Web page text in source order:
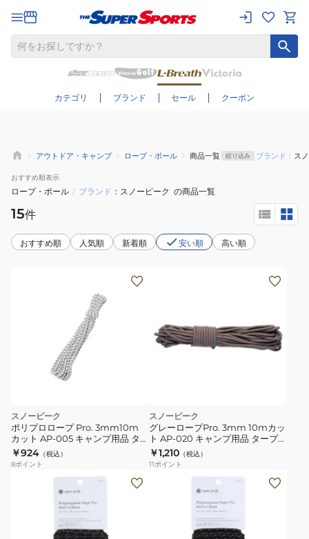
カテゴリ ブランド セール クーポン
さらに絞り込む
アウトドア・キャンプ ロープ・ポール 商品一覧 絞り込み ブランド： ス
おすすめ順表示
ロープ・ポール / ブランド スノーピーク の商品一覧
15件
おすすめ順 人気順 新着順 安い順 高い順
スノーピーク
ポリプロロープ Pro. 3mm10m
カット AP-005 キャンプ用品 ター
プ
￥924 （税込）
8ポイント
スノーピーク
グレーロープPro. 3mm 10mカッ
ト AP-020 キャンプ用品 タープ
アクセサリ
￥1,210 （税込）
11ポイント